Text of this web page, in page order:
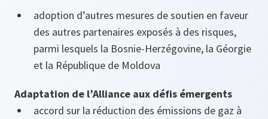
adoption d’autres mesures de soutien en faveur
des autres partenaires exposés à des risques,
parmi lesquels la Bosnie-Herzégovine, la Géorgie
et la République de Moldova
Adaptation de l’Alliance aux défis émergents
accord sur la réduction des émissions de gaz à